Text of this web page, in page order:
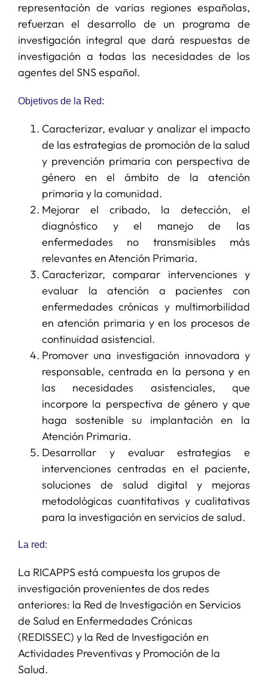
representación de varias regiones españolas,
refuerzan el desarrollo de un programa de
investigación integral que dará respuestas de
investigación a todas las necesidades de los
agentes del SNS español.
Objetivos de la Red:
Caracterizar, evaluar y analizar el impacto
de las estrategias de promoción de la salud
y prevención primaria con perspectiva de
género en el ámbito de la atención
primaria y la comunidad.
Mejorar el cribado, la detección, el
diagnóstico y el manejo de las
enfermedades no transmisibles más
relevantes en Atención Primaria.
Caracterizar, comparar intervenciones y
evaluar la atención a pacientes con
enfermedades crónicas y multimorbilidad
en atención primaria y en los procesos de
continuidad asistencial.
Promover una investigación innovadora y
responsable, centrada en la persona y en
las necesidades asistenciales, que
incorpore la perspectiva de género y que
haga sostenible su implantación en la
Atención Primaria.
Desarrollar y evaluar estrategias e
intervenciones centradas en el paciente,
soluciones de salud digital y mejoras
metodológicas cuantitativas y cualitativas
para la investigación en servicios de salud.
La red:
La RICAPPS está compuesta los grupos de
investigación provenientes de dos redes
anteriores: la Red de Investigación en Servicios
de Salud en Enfermedades Crónicas
(REDISSEC) y la Red de Investigación en
Actividades Preventivas y Promoción de la
Salud.